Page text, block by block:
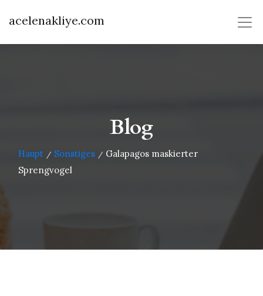
acelenakliye.com
Blog
Haupt / Sonstiges / Galapagos maskierter
Sprengvogel